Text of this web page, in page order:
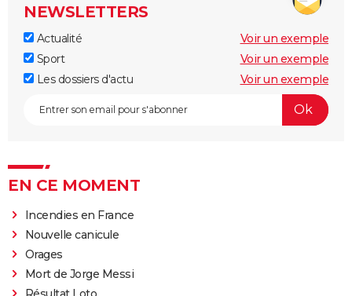
NEWSLETTERS
Actualité
Voir un exemple
Sport
Voir un exemple
Les dossiers d'actu
Voir un exemple
EN CE MOMENT
Incendies en France
Nouvelle canicule
Orages
Mort de Jorge Messi